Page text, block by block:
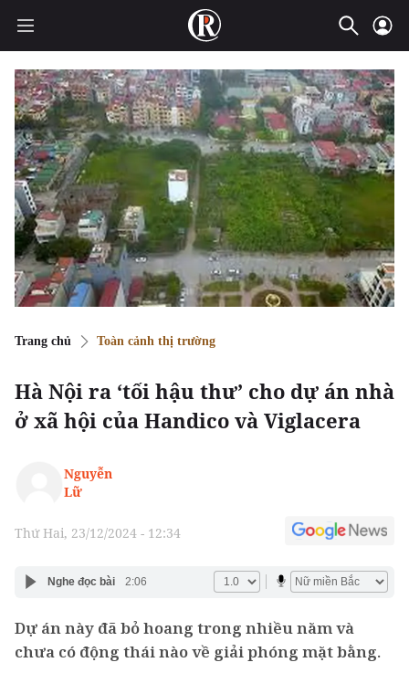
Trang chủ Toàn cảnh thị trường
Hà Nội ra ‘tối hậu thư’ cho dự án nhà
ở xã hội của Handico và Viglacera
Nguyễn
Lữ
Thứ Hai, 23/12/2024 - 12:34
Nghe đọc bài 2:06
Dự án này đã bỏ hoang trong nhiều năm và
chưa có động thái nào về giải phóng mặt bằng.